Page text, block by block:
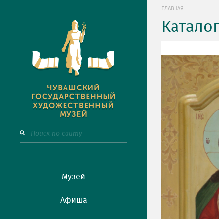
Музей
Афиша
ГЛАВНАЯ